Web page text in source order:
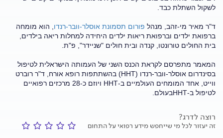
לשקול השתלת כבד.
ד"ר מאיר מי-זהב, מנהל פורום תסמונת אוסלר-וובר-רנדו , הוא מומחה
ברפואת ילדים וברפואת ריאות ילדים היחידה למחלות ריאה בילדים,
בית החולים טורונטו, קנדה ובית חולים "שניידר", פ"ת.
המאמר מתפרסם לקראת הכנס השני של העמותה הישראלית לטיפול
בסינדרום אוסלר-וובר-רנדו (HHT) בהשתתפות רופא אורח, ד"ר רוברט
ווייט, אחד המומחים העולמיים ב-HHT ויוזם כ-28 מרכזים רפואיים
לטיפול ב-HHTבעולם.
רוצה לדרג?
זה יעזור לכל מי שייחפש מידע רפואי על התחום